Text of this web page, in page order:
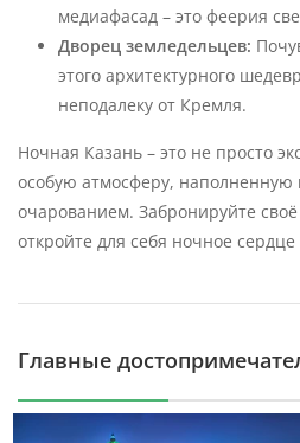
медиафасад – это феерия
Дворец земледельцев:
этого архитектурного
неподалеку от Кремля.
Ночная Казань – это не просто
особую атмосферу,
очарованием. Забронируйте
откройте для себя ночное
Главные